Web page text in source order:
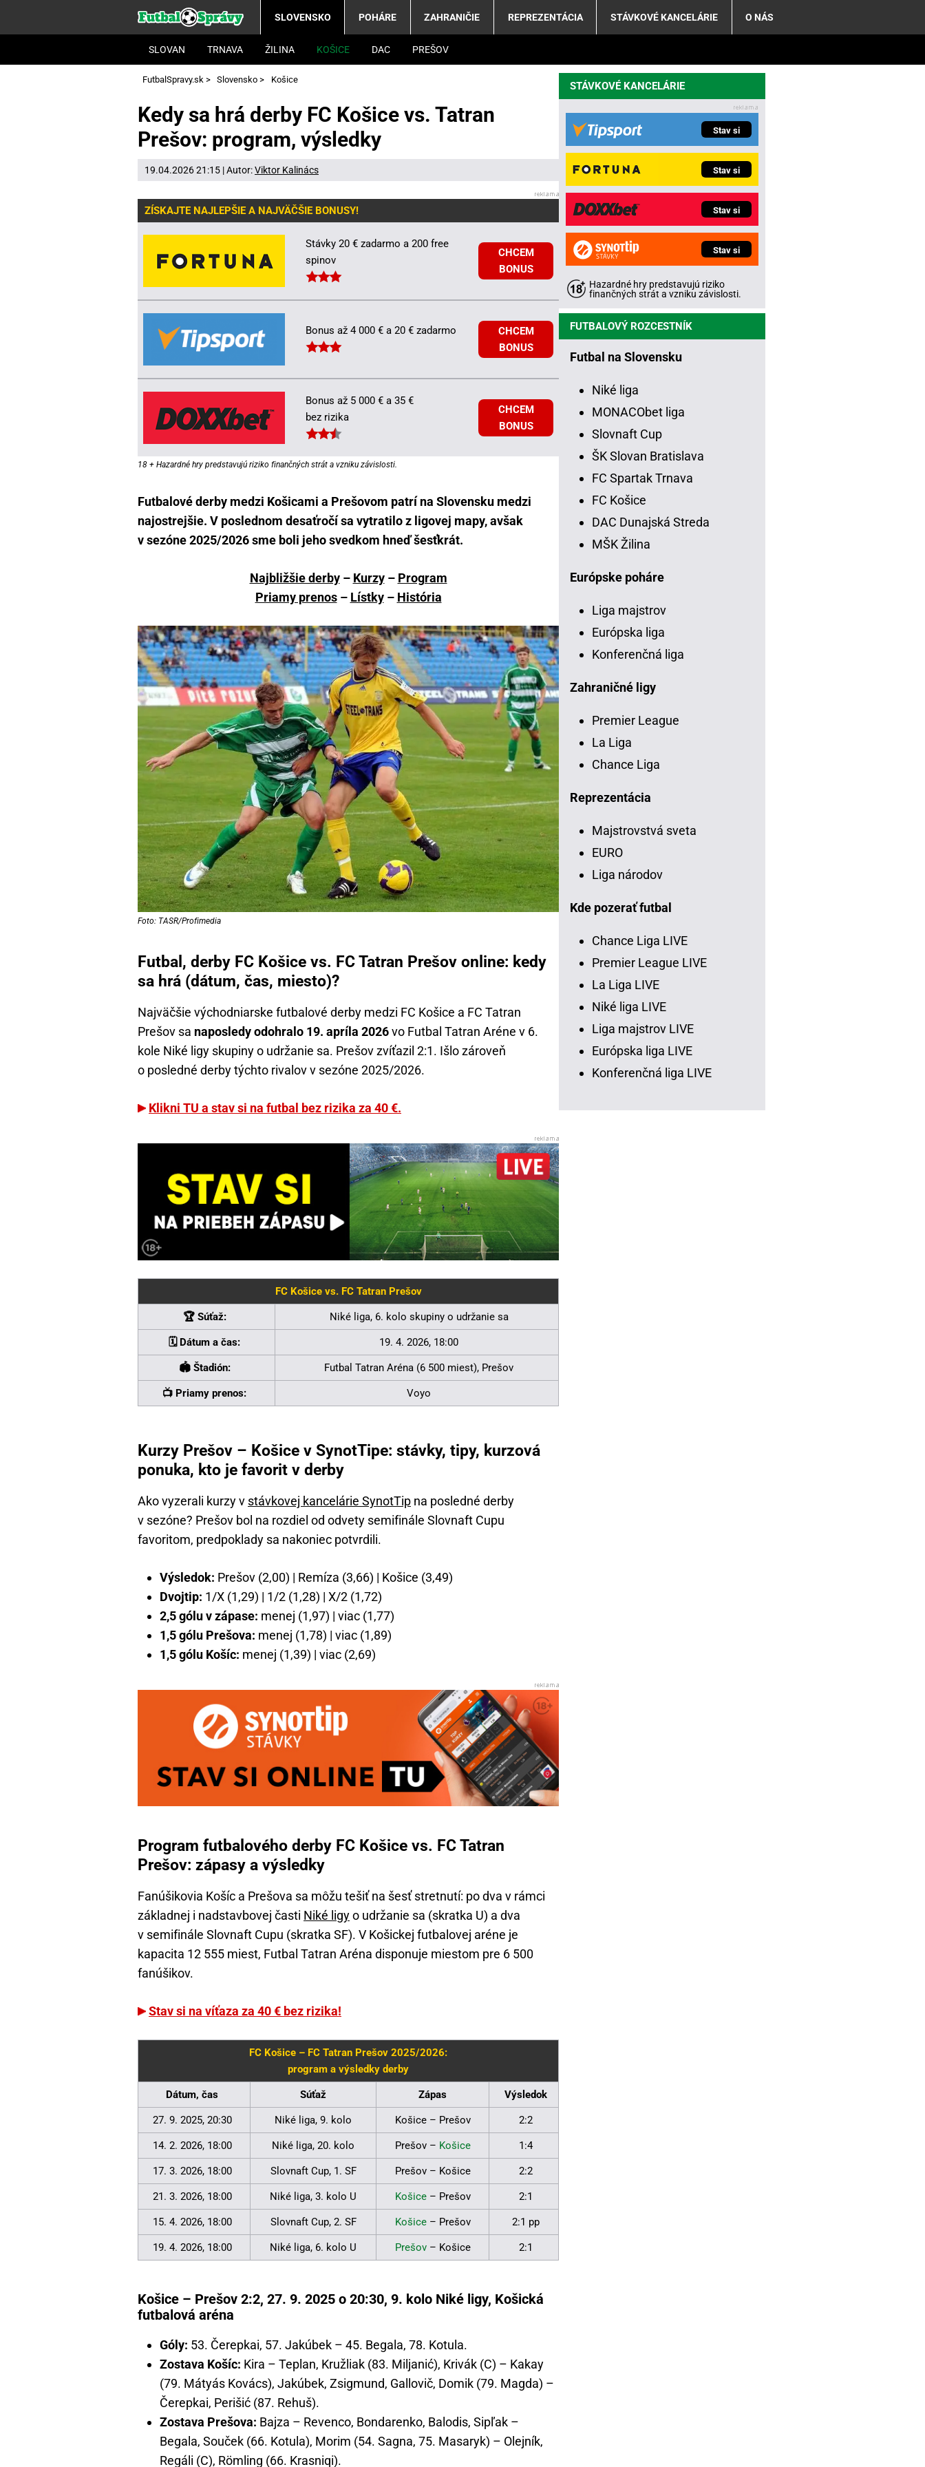
SLOVENSKO
SLOVAN TRNAVA ŽILINA KOŠICE DAC PREŠOV
POHÁRE ZAHRANIČIE REPREZENTÁCIA STÁVKOVÉ KANCELÁRIE O NÁS
FutbalSpravy.sk > Slovensko > Košice
Kedy sa hrá derby FC Košice vs. Tatran
Prešov: program, výsledky
19.04.2026 21:15 | Autor:Viktor Kalinács
ZÍSKAJTE NAJLEPŠIE A NAJVÄČŠIE BONUSY!
Stávky 20 € zadarmo a 200 free
spinov
CHCEM
BONUS
Bonus až 4 000 € a 20 € zadarmo
CHCEM
BONUS
Bonus až 5 000 € a 35 €
bez rizika
CHCEM
BONUS
18 + Hazardné hry predstavujú riziko finančných strát a vzniku závislosti.
Futbalové derby medzi Košicami a Prešovom patrí na Slovensku medzi
najostrejšie. V poslednom desaťročí sa vytratilo z ligovej mapy, avšak
v sezóne 2025/2026 sme boli jeho svedkom hneď šesťkrát.
Najbližšie derby– Kurzy– Program
Priamy prenos– Lístky– História
Foto: TASR/Profimedia
Futbal, derby FC Košice vs. FC Tatran Prešov online: kedy
sa hrá (dátum, čas, miesto)?
Najväčšie východniarske futbalové derby medzi FC Košice a FC Tatran
Prešov sa naposledy odohralo 19. apríla 2026vo Futbal Tatran Aréne v 6.
kole Niké ligy skupiny o udržanie sa. Prešov zvíťazil 2:1. Išlo zároveň
o posledné derby týchto rivalov v sezóne 2025/2026.
Klikni TU a stav si na futbal bez rizika za 40 €.
FC Košice vs. FC Tatran Prešov
🏆 Súťaž: Niké liga, 6. kolo skupiny o udržanie sa
🗓️ Dátum a čas: 19. 4. 2026, 18:00
🏟️ Štadión: Futbal Tatran Aréna (6 500 miest), Prešov
📺 Priamy prenos: Voyo
Kurzy Prešov – Košice v SynotTipe: stávky, tipy, kurzová
ponuka, kto je favorit v derby
Ako vyzerali kurzy v stávkovej kancelárie SynotTip na posledné derby
v sezóne? Prešov bol na rozdiel od odvety semifinále Slovnaft Cupu
favoritom, predpoklady sa nakoniec potvrdili.
Výsledok: Prešov (2,00) | Remíza (3,66) | Košice (3,49)
Dvojtip: 1/X (1,29) | 1/2 (1,28) | X/2 (1,72)
2,5 gólu v zápase: menej (1,97) | viac (1,77)
1,5 gólu Prešova: menej (1,78) | viac (1,89)
1,5 gólu Košíc: menej (1,39) | viac (2,69)
Program futbalového derby FC Košice vs. FC Tatran
Prešov: zápasy a výsledky
Fanúšikovia Košíc a Prešova sa môžu tešiť na šesť stretnutí: po dva v rámci
základnej i nadstavbovej časti Niké ligyo udržanie sa (skratka U) a dva
v semifinále Slovnaft Cupu (skratka SF). V Košickej futbalovej aréne je
kapacita 12 555 miest, Futbal Tatran Aréna disponuje miestom pre 6 500
fanúšikov.
Stav si na víťaza za 40 € bez rizika!
FC Košice – FC Tatran Prešov 2025/2026:
program a výsledky derby
Dátum, čas Súťaž Zápas Výsledok
27. 9. 2025, 20:30 Niké liga, 9. kolo Košice – Prešov 2:2
14. 2. 2026, 18:00 Niké liga, 20. kolo Prešov – Košice 1:4
17. 3. 2026, 18:00 Slovnaft Cup, 1. SF Prešov – Košice 2:2
21. 3. 2026, 18:00 Niké liga, 3. kolo U Košice– Prešov 2:1
15. 4. 2026, 18:00 Slovnaft Cup, 2. SF Košice– Prešov 2:1 pp
19. 4. 2026, 18:00 Niké liga, 6. kolo U Prešov– Košice 2:1
Košice – Prešov 2:2, 27. 9. 2025 o 20:30, 9. kolo Niké ligy, Košická
futbalová aréna
Góly: 53. Čerepkai, 57. Jakúbek – 45. Begala, 78. Kotula.
Zostava Košíc: Kira – Teplan, Kružliak (83. Miljanić), Krivák (C) – Kakay
(79. Mátyás Kovács), Jakúbek, Zsigmund, Gallovič, Domik (79. Magda) –
Čerepkai, Perišić (87. Rehuš).
Zostava Prešova: Bajza – Revenco, Bondarenko, Balodis, Sipľak –
Begala, Souček (66. Kotula), Morim (54. Sagna, 75. Masaryk) – Olejník,
Regáli (C), Römling (66. Krasniqi).
STÁVKOVÉ KANCELÁRIE
Stav si
Stav si
Stav si
Stav si
Hazardné hry predstavujú riziko
finančných strát a vzniku závislosti.
FUTBALOVÝ ROZCESTNÍK
Futbal na Slovensku
Niké liga
MONACObet liga
Slovnaft Cup
ŠK Slovan Bratislava
FC Spartak Trnava
FC Košice
DAC Dunajská Streda
MŠK Žilina
Európske poháre
Liga majstrov
Európska liga
Konferenčná liga
Zahraničné ligy
Premier League
La Liga
Chance Liga
Reprezentácia
Majstrovstvá sveta
EURO
Liga národov
Kde pozerať futbal
Chance Liga LIVE
Premier League LIVE
La Liga LIVE
Niké liga LIVE
Liga majstrov LIVE
Európska liga LIVE
Konferenčná liga LIVE